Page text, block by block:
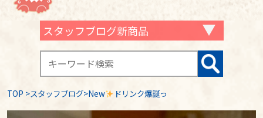
スタッフブログ新商品
TOP >スタッフブログ>New ドリンク爆誕っ